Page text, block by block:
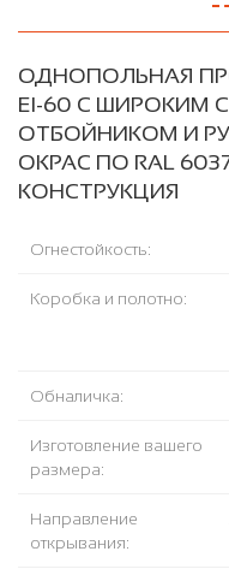
ОДНОПОЛЬНАЯ
EI-60 С ШИРОКИМ
ОТБОЙНИКОМ И
ОКРАС ПО RAL
КОНСТРУКЦИЯ
Огнестойкость:
Коробка и полотно:
Обналичка:
Изготовление вашего
размера:
Направление
открывания: